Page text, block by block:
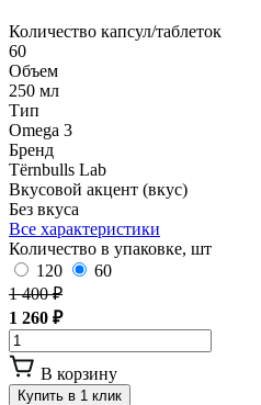
Количество капсул/таблеток
60
Объем
250 мл
Тип
Omega 3
Бренд
Tёrnbulls Lab
Вкусовой акцент (вкус)
Без вкуса
Все характеристики
Количество в упаковке, шт
120
60
1 400 ₽
1 260 ₽
В корзину
Купить в 1 клик